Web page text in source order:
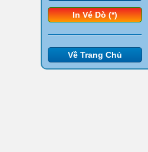
In Vé Dò (*)
Về Trang Chủ